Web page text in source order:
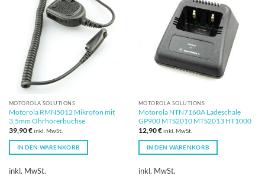
MOTOROLA SOLUTIONS
Motorola RMN5012 Mikrofon mit
3,5mm Ohrhörerbuchse
39,90€inkl. MwSt.
IN DEN WARENKORB
inkl. MwSt.
MOTOROLA SOLUTIONS
Motorola NTN7160A Ladeschale
GP900 MTS2010 MTS2013 HT1000
12,90€inkl. MwSt.
IN DEN WARENKORB
inkl. MwSt.